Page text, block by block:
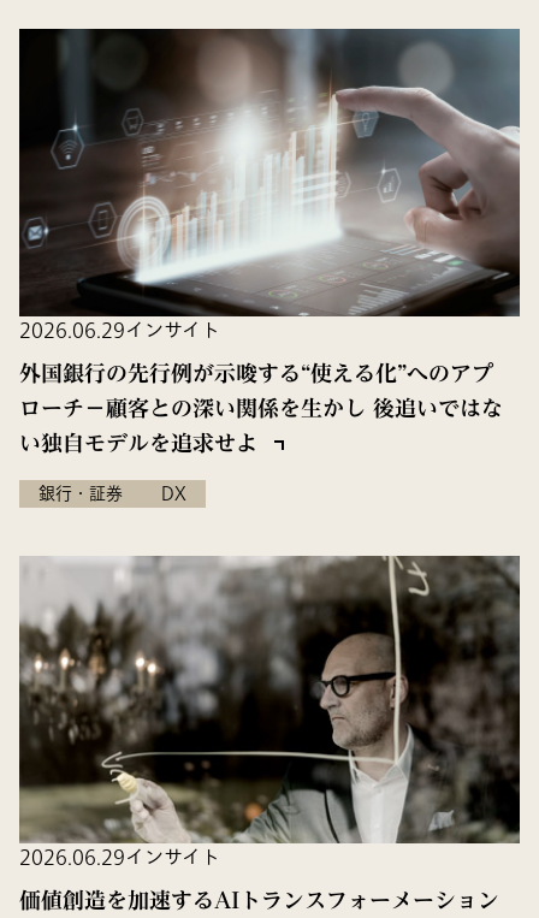
2026.06.29インサイト
外国銀行の先行例が示唆する“使える化”へのアプ
ローチ－顧客との深い関係を生かし 後追いではな
い独自モデルを追求せよ
銀行・証券 DX
2026.06.29インサイト
価値創造を加速するAIトランスフォーメーション